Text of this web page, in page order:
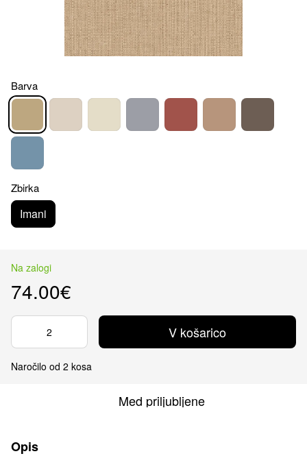
Barva
Zbirka
Imani
Na zalogi
74.00€
V košarico
Naročilo od 2 kosa
Med priljubljene
Opis